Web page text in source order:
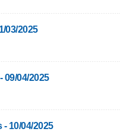
03/2025
09/04/2025
10/04/2025